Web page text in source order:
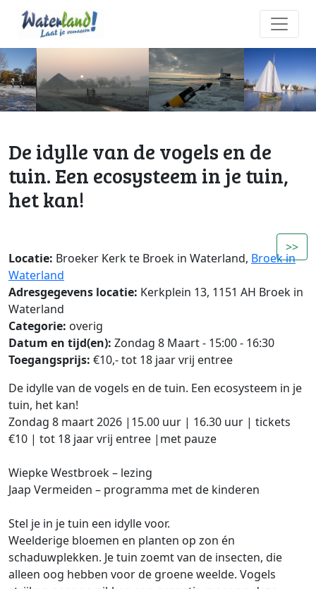
De idylle van de vogels en de
tuin. Een ecosysteem in je tuin,
het kan!
>>
Locatie: Broeker Kerk te Broek in Waterland, Broek in
Waterland
Adresgegevens locatie: Kerkplein 13, 1151 AH Broek in
Waterland
Categorie: overig
Datum en tijd(en): Zondag 8 Maart - 15:00 - 16:30
Toegangsprijs: €10,- tot 18 jaar vrij entree
De idylle van de vogels en de tuin. Een ecosysteem in je
tuin, het kan!
Zondag 8 maart 2026 |15.00 uur | 16.30 uur | tickets
€10 | tot 18 jaar vrij entree |met pauze
Wiepke Westbroek – lezing
Jaap Vermeiden – programma met de kinderen
Stel je in je tuin een idylle voor.
Weelderige bloemen en planten op zon én
schaduwplekken. Je tuin zoemt van de insecten, die
alleen oog hebben voor de groene weelde. Vogels